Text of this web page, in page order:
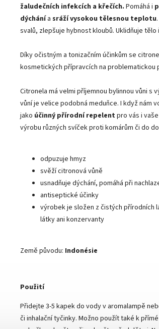
žaludečních infekcích a křečích. Pomáhá i
dýchánía sráží vysokou tělesnou teplotu.
svalů, zlepšuje hybnost kloubů. Uklidňuje
Díky očistným a tonizačním účinkům se
kosmetických přípravcích na problematickou
Citronela má velmi příjemnou bylinnou vůni s
vůní je velice podobná meduňce. I když nám
jako účinný přírodní repelentpro vás i
výrobu různých svíček proti komárům či do
odpuzuje hmyz
svěží citronová vůně
usnadňuje dýchání, pomáhá při
antiseptické účinky
výrobek je složen z čistých přírodních
látky ani konzervanty
Země původu: Indonésie
Použití
Přidejte 3-5 kapek do vody v aromalampě
či inhalační tyčinky. Možno použít také k